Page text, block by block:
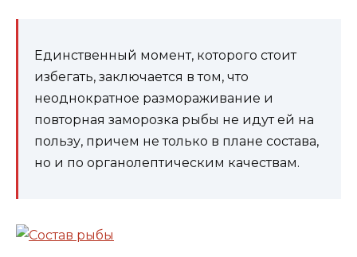
Единственный момент, которого стоит
избегать, заключается в том, что
неоднократное размораживание и
повторная заморозка рыбы не идут ей на
пользу, причем не только в плане состава,
но и по органолептическим качествам.